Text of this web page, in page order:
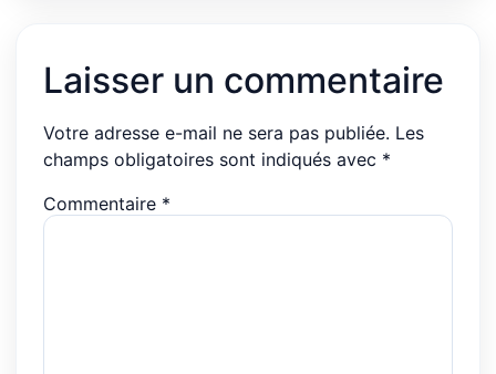
Laisser un commentaire
Votre adresse e-mail ne sera pas publiée. Les
champs obligatoires sont indiqués avec *
Commentaire *